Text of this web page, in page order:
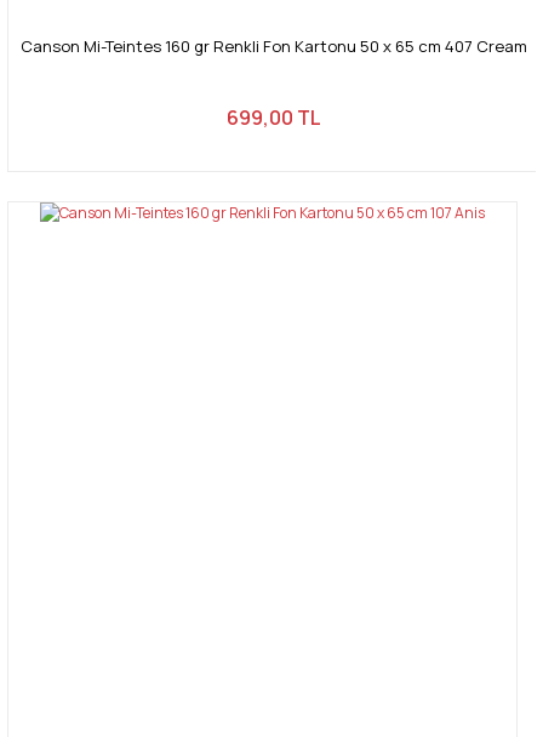
Canson Mi-Teintes 160 gr Renkli Fon Kartonu 50 x 65 cm 407 Cream
699,00 TL